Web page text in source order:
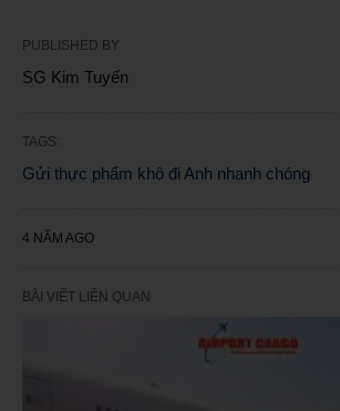
PUBLISHED BY
SG Kim Tuyến
TAGS:
Gửi thực phẩm khô đi Anh nhanh chóng
4 NĂM AGO
BÀI VIẾT LIÊN QUAN